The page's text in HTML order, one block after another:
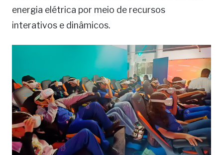
energia elétrica por meio de recursos
interativos e dinâmicos.